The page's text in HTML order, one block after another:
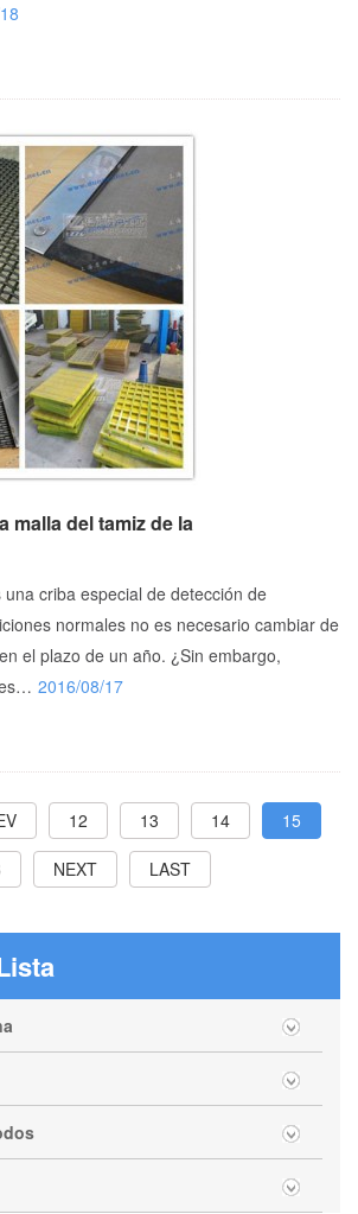
malla del tamiz de la
criba especial de detección de
normales no es necesario cambiar de
el plazo de un año. ¿Sin embargo,
2016/08/17
12 13 14 15
NEXT LAST